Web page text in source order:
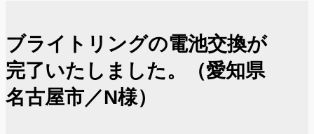
ブライトリングの電池交換が
完了いたしました。（愛知県
名古屋市／N様）